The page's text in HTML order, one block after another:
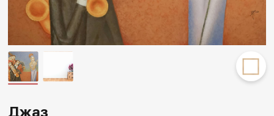
События
Другие проекты
Rakov
baget
Джаз